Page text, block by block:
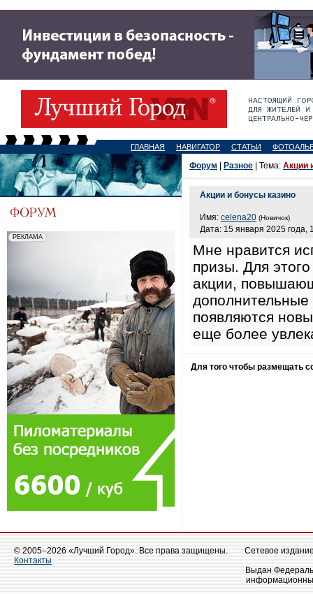
ГЛАВНАЯ НАВИГАТОР СТАТЬИ
Форум Разное | Тема: Акции
Акции и бонусы казино
Имя: celena20 (Новичок)
Дата: 15 января 2025 года,
Мне нравится
призы. Для
акции,
появляются
еще более
Для того чтобы размещать
© 2005–2026 «Лучший Город». Все права защищены.
Контакты
Сетевое
Выдан